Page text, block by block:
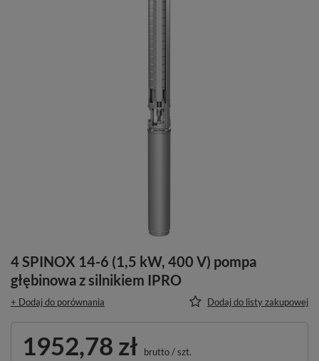
4 SPINOX 14-6 (1,5 kW, 400 V) pompa
głębinowa z silnikiem IPRO
+ Dodaj do porównania Dodaj do listy zakupowej
1952,78 zł brutto/szt.